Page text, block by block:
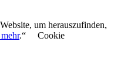
um herauszufinden,
.“
Cookie